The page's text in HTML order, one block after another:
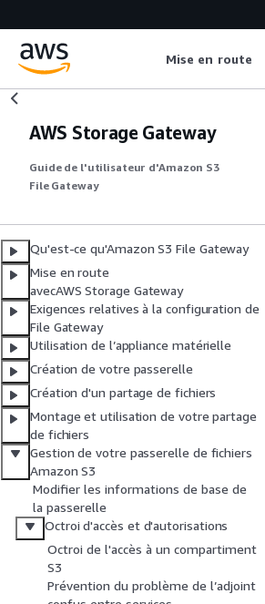
Mise en route
AWS Storage Gateway
Guide de l'utilisateur d'Amazon S3
File Gateway
Qu'est-ce qu'Amazon S3 File Gateway
Mise en route
avecAWS Storage Gateway
Exigences relatives à la configuration de
File Gateway
Utilisation de l’appliance matérielle
Création de votre passerelle
Création d'un partage de fichiers
Montage et utilisation de votre partage
de fichiers
Gestion de votre passerelle de fichiers
Amazon S3
Modifier les informations de base de
la passerelle
Octroi d'accès et d'autorisations
Octroi de l'accès à un compartiment
S3
Prévention du problème de l’adjoint